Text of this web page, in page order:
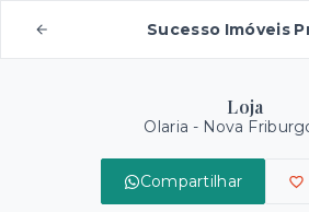
Sucesso Imóveis
Loja
Olaria - Nova
Compartilhar